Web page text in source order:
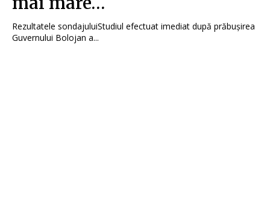
Rezultatele sondajuluiStudiul efectuat imediat după prăbușirea
Guvernului Bolojan a...